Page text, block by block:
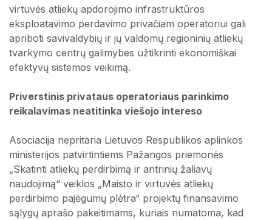
virtuvės atliekų apdorojimo infrastruktūros
eksploatavimo perdavimo privačiam operatoriui gali
apriboti savivaldybių ir jų valdomų regioninių atliekų
tvarkymo centrų galimybes užtikrinti ekonomiškai
efektyvų sistemos veikimą.
Priverstinis privataus operatoriaus parinkimo
reikalavimas neatitinka viešojo intereso
Asociacija nepritaria Lietuvos Respublikos aplinkos
ministerijos patvirtintiems Pažangos priemonės
„Skatinti atliekų perdirbimą ir antrinių žaliavų
naudojimą“ veiklos „Maisto ir virtuvės atliekų
perdirbimo pajėgumų plėtra“ projektų finansavimo
sąlygų aprašo pakeitimams, kuriais numatoma, kad